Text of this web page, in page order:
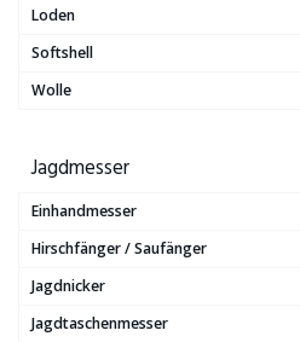
Loden
Softshell
Wolle
Jagdmesser
Einhandmesser
Hirschfänger / Saufänger
Jagdnicker
Jagdtaschenmesser